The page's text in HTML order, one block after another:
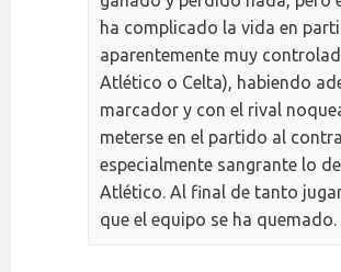
ha complicado la vida en
aparentemente muy
Atlético o Celta), habiendo
marcador y con el rival
meterse en el partido al
especialmente sangrante lo
Atlético. Al final de tanto
que el equipo se ha quemado.